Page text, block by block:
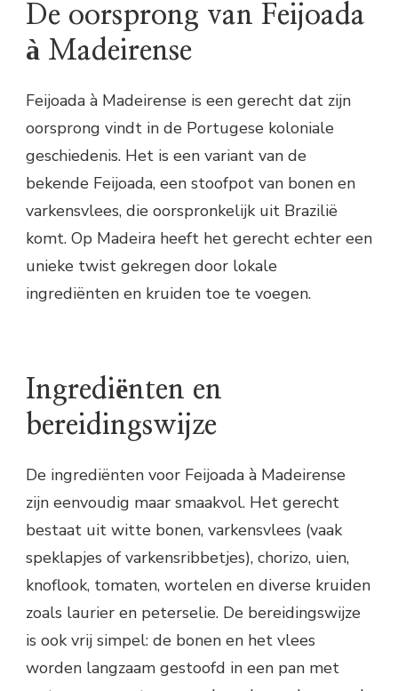
De oorsprong van Feijoada
à Madeirense
Feijoada à Madeirense is een gerecht dat zijn
oorsprong vindt in de Portugese koloniale
geschiedenis. Het is een variant van de
bekende Feijoada, een stoofpot van bonen en
varkensvlees, die oorspronkelijk uit Brazilië
komt. Op Madeira heeft het gerecht echter een
unieke twist gekregen door lokale
ingrediënten en kruiden toe te voegen.
Ingrediënten en
bereidingswijze
De ingrediënten voor Feijoada à Madeirense
zijn eenvoudig maar smaakvol. Het gerecht
bestaat uit witte bonen, varkensvlees (vaak
speklapjes of varkensribbetjes), chorizo, uien,
knoflook, tomaten, wortelen en diverse kruiden
zoals laurier en peterselie. De bereidingswijze
is ook vrij simpel: de bonen en het vlees
worden langzaam gestoofd in een pan met